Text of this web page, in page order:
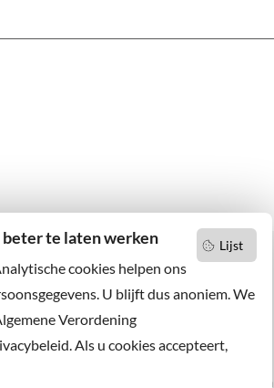
Lijst
te laten werken
cookies helpen ons
U blijft dus anoniem. We
Verordening
Als u cookies accepteert,
missen?
u op onze nieuwsbrief
X
Instagram